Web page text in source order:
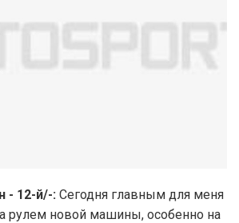
- 12-й/-: Сегодня главным для меня
рулем новой машины, особенно на